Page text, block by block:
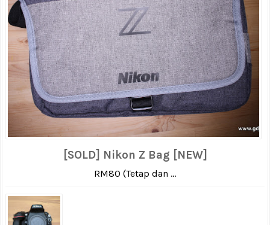
[SOLD] Nikon Z Bag [NEW]
RM80 (Tetap dan ...